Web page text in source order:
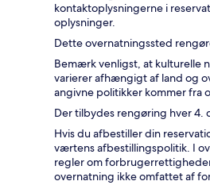
kontaktoplysningerne i
oplysninger.
Dette overnatningssted
Bemærk venligst, at kulturelle
varierer afhængigt af land og
angivne politikker kommer fra
Der tilbydes rengøring hver 4.
Hvis du afbestiller din
værtens afbestillingspolitik. I
regler om
overnatning ikke omfattet af